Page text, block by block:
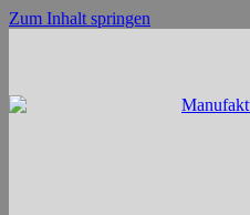
Zum Inhalt springen